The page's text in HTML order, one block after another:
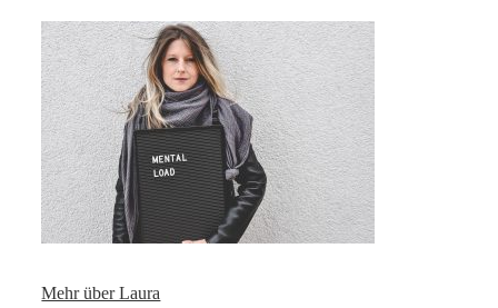
Mehr über Laura